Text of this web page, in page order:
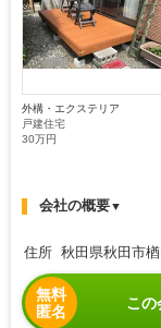
外構・エクステリア
戸建住宅
30万円
会社の概要▼
住所 秋田県秋田市
無料
匿名
この